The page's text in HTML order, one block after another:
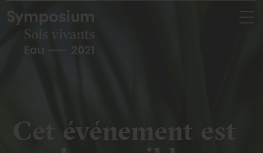
Skip
content
Cet événement est